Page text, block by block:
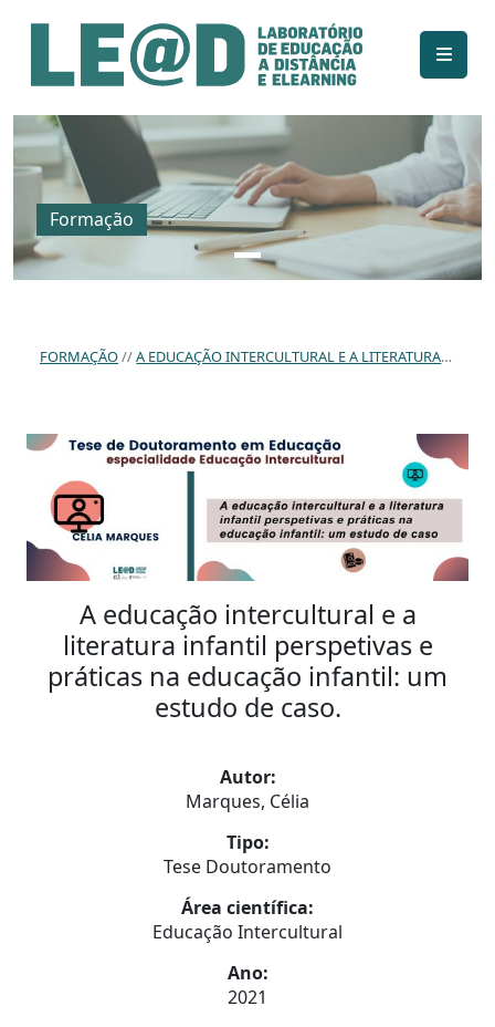
Ir para o conteúdo principal
Informações de acessibilidade
Mapa do site
Formação
FORMAÇÃO A EDUCAÇÃO INTERCULTURAL E A LITERATURA INFANTIL PERSPETIVAS E PRÁTICAS NA EDUCAÇÃO INFANTIL: UM ESTUDO DE CASO.
A educação intercultural e a
literatura infantil perspetivas e
práticas na educação infantil: um
estudo de caso.
Autor:
Marques, Célia
Tipo:
Tese Doutoramento
Área científica:
Educação Intercultural
Ano:
2021